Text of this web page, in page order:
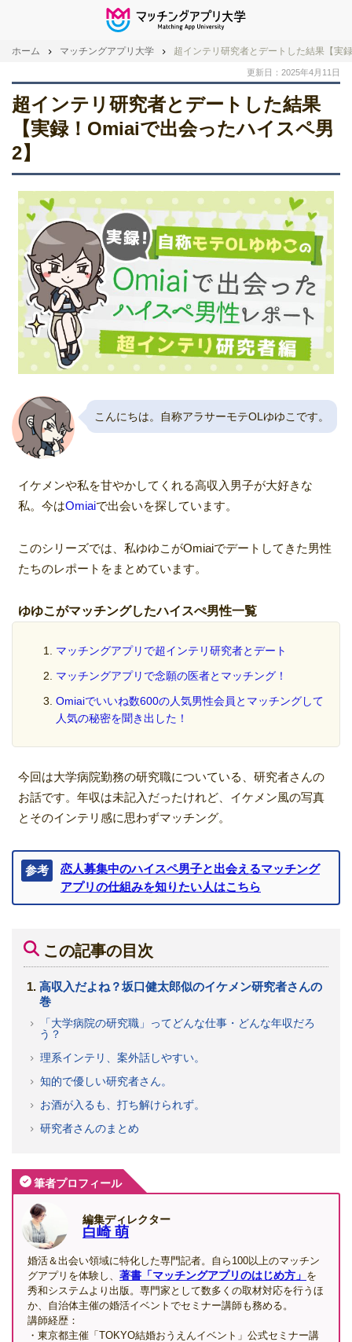
ホーム マッチングアプリ大学 超インテリ研究者とデートした結果【実
更新日：2025年4月11日
超インテリ研究者とデートした結果
【実録！Omiaiで出会ったハイスペ男
2】
こんにちは。自称アラサーモテOLゆゆこです。
イケメンや私を甘やかしてくれる高収入男子が大好きな
私。今はOmiaiで出会いを探しています。
このシリーズでは、私ゆゆこがOmiaiでデートしてきた男性
たちのレポートをまとめています。
ゆゆこがマッチングしたハイスぺ男性一覧
マッチングアプリで超インテリ研究者とデート
マッチングアプリで念願の医者とマッチング！
Omiaiでいいね数600の人気男性会員とマッチングして
人気の秘密を聞き出した！
今回は大学病院勤務の研究職についている、研究者さんの
お話です。年収は未記入だったけれど、イケメン風の写真
とそのインテリ感に思わずマッチング。
参考
恋人募集中のハイスペ男子と出会えるマッチング
アプリの仕組みを知りたい人はこちら
この記事の目次
高収入だよね？坂口健太郎似のイケメン研究者さんの
巻
「大学病院の研究職」ってどんな仕事・どんな年収だろ
う？
理系インテリ、案外話しやすい。
知的で優しい研究者さん。
お酒が入るも、打ち解けられず。
研究者さんのまとめ
筆者プロフィール
編集ディレクター
白崎 萌
婚活＆出会い領域に特化した専門記者。自ら100以上のマッチン
グアプリを体験し、 著書「マッチングアプリのはじめ方」 を
秀和システムより出版。専門家として数多くの取材対応を行うほ
か、自治体主催の婚活イベントでセミナー講師も務める。
講師経歴：
・東京都主催「TOKYO結婚おうえんイベント」公式セミナー講